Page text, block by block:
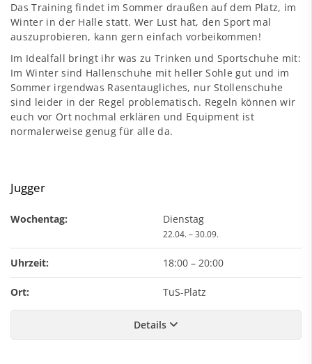
Das Training findet im Sommer draußen auf dem Platz, im
Winter in der Halle statt. Wer Lust hat, den Sport mal
auszuprobieren, kann gern einfach vorbeikommen!
Im Idealfall bringt ihr was zu Trinken und Sportschuhe mit:
Im Winter sind Hallenschuhe mit heller Sohle gut und im
Sommer irgendwas Rasentaugliches, nur Stollenschuhe
sind leider in der Regel problematisch. Regeln können wir
euch vor Ort nochmal erklären und Equipment ist
normalerweise genug für alle da.
Jugger
Wochentag: Dienstag
22.04. – 30.09.
Uhrzeit: 18:00 – 20:00
Ort: TuS-Platz
Details